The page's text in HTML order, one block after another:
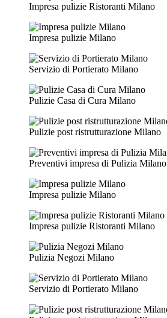
Impresa pulizie Ristoranti Milano
Impresa pulizie Milano
Servizio di Portierato Milano
Pulizie Casa di Cura Milano
Pulizie post ristrutturazione Milano
Preventivi impresa di Pulizia Milano
Impresa pulizie Milano
Impresa pulizie Ristoranti Milano
Pulizia Negozi Milano
Servizio di Portierato Milano